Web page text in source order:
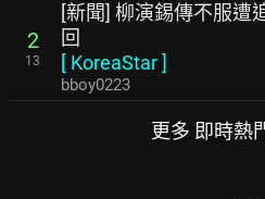
2
13
[新聞] 柳演錫傳不服遭
回
[ KoreaStar]
bboy0223
更多 即時熱